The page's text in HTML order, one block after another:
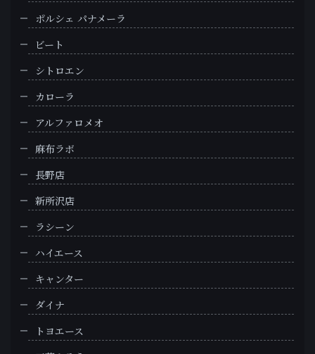
ポルシェ パナメーラ
ビート
シトロエン
カローラ
アルファロメオ
麻布ラボ
長野店
新所沢店
ラシーン
ハイエース
キャンター
ダイナ
トヨエース